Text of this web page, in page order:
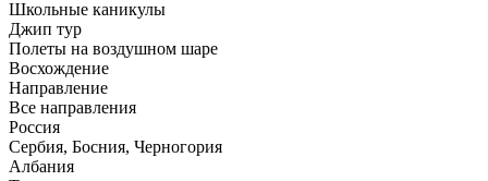
Школьные каникулы
Джип тур
Полеты на воздушном шаре
Восхождение
Направлениe
Все направления
Россия
Сербия, Босния, Черногория
Албания